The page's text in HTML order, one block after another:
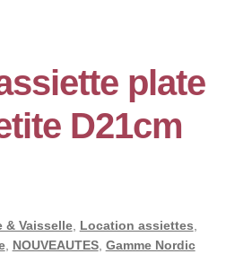
plate
D21cm
& Vaisselle, Location assiettes,
, NOUVEAUTES, Gamme Nordic